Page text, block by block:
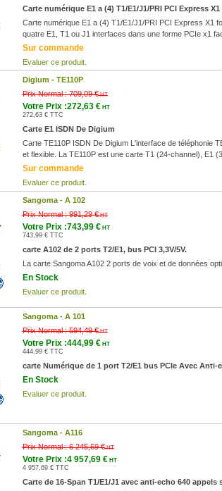
Carte numérique E1 a (4) T1/E1/J1/PRI PCI Express
Carte numérique E1 a (4) T1/E1/J1/PRI PCI Express X1
quatre E1, T1 ou J1 interfaces dans une forme PCIe x1
Sur commande
Evaluer ce produit.
Digium - TE110P
Prix Normal :709,09 €HT
Votre Prix :272,63 €HT
272,63 € TTC
Carte E1 ISDN De Digium
Carte TE110P ISDN De Digium L'interface de téléphonie
et flexible. La TE110P est une carte T1 (24-channel), E1
Sur commande
Evaluer ce produit.
Sangoma - A 102
Prix Normal :991,29 €HT
Votre Prix :743,99 €HT
743,99 € TTC
carte A102 de 2 ports T2/E1, bus PCI 3,3V/5V.
La carte Sangoma A102 2 ports de voix et de données
En Stock
Evaluer ce produit.
Sangoma - A 101
Prix Normal :594,49 €HT
Votre Prix :444,99 €HT
444,99 € TTC
carte Numérique de 1 port T2/E1 bus PCIe Avec Anti-
En Stock
Evaluer ce produit.
Sangoma - A116
Prix Normal :6 245,69 €HT
Votre Prix :4 957,69 €HT
4 957,69 € TTC
Carte de 16-Span T1/E1/J1 avec anti-echo 640 appels